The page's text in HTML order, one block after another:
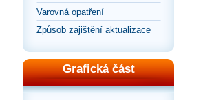
Varovná opatření
Způsob zajištění aktualizace
Grafická část